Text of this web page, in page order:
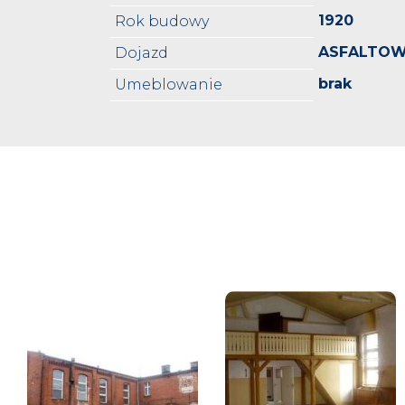
Rok budowy
1920
Dojazd
Umeblowanie
brak